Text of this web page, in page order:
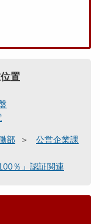
置
部
公営企業課
％」認証関連